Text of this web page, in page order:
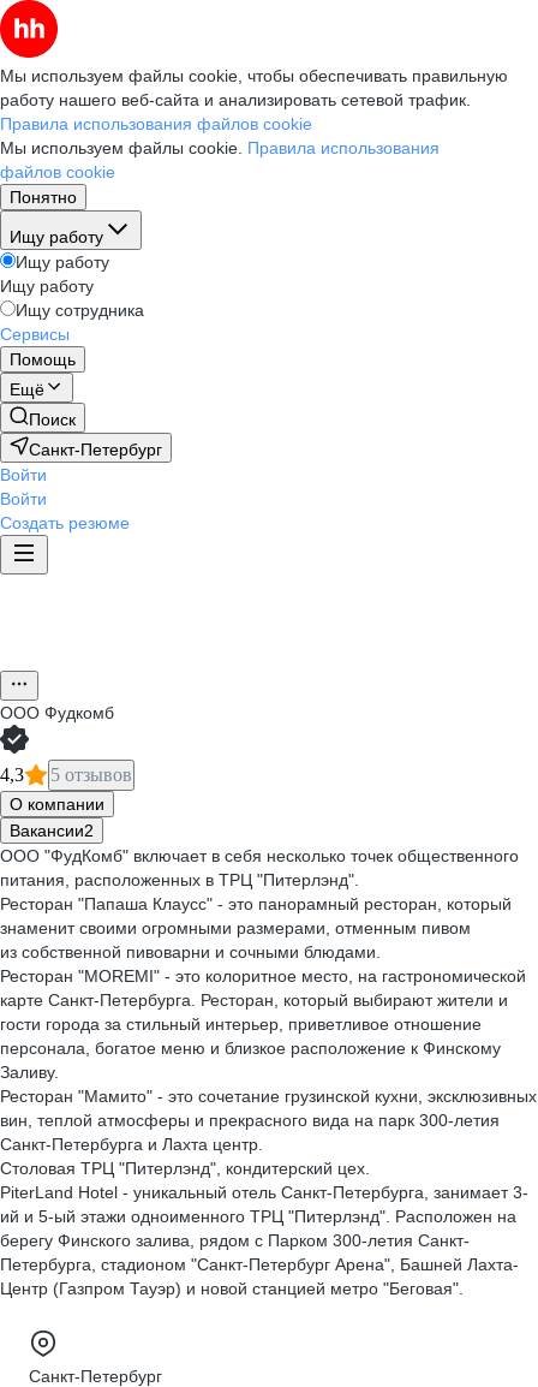
Мы используем файлы cookie, чтобы обеспечивать правильную
работу нашего веб-сайта и анализировать сетевой трафик.
Правила использования файлов cookie
Мы используем файлы cookie. Правила использования
файлов cookie
Понятно
Ищу работу
Ищу работу
Ищу работу
Ищу сотрудника
Сервисы
Помощь
Ещё
Поиск
Санкт-Петербург
Войти
Войти
Создать резюме
ООО Фудкомб
4,3 5 отзывов
О компании
Вакансии2
ООО "ФудКомб" включает в себя несколько точек общественного
питания, расположенных в ТРЦ "Питерлэнд".
Ресторан "Папаша Клаусс" - это панорамный ресторан, который
знаменит своими огромными размерами, отменным пивом
из собственной пивоварни и сочными блюдами.
Ресторан "MOREMI" - это колоритное место, на гастрономической
карте Санкт-Петербурга. Ресторан, который выбирают жители и
гости города за стильный интерьер, приветливое отношение
персонала, богатое меню и близкое расположение к Финскому
Заливу.
Ресторан "Мамито" - это сочетание грузинской кухни, эксклюзивных
вин, теплой атмосферы и прекрасного вида на парк 300-летия
Санкт-Петербурга и Лахта центр.
Столовая ТРЦ "Питерлэнд", кондитерский цех.
PiterLand Hotel - уникальный отель Санкт-Петербурга, занимает 3-
ий и 5-ый этажи одноименного ТРЦ "Питерлэнд". Расположен на
берегу Финского залива, рядом с Парком 300-летия Санкт-
Петербурга, стадионом "Санкт-Петербург Арена", Башней Лахта-
Центр (Газпром Тауэр) и новой станцией метро "Беговая".
Санкт-Петербург